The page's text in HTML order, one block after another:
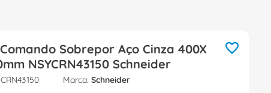
Sobrepor Aço Cinza 400X
NSYCRN43150 Schneider
Schneider